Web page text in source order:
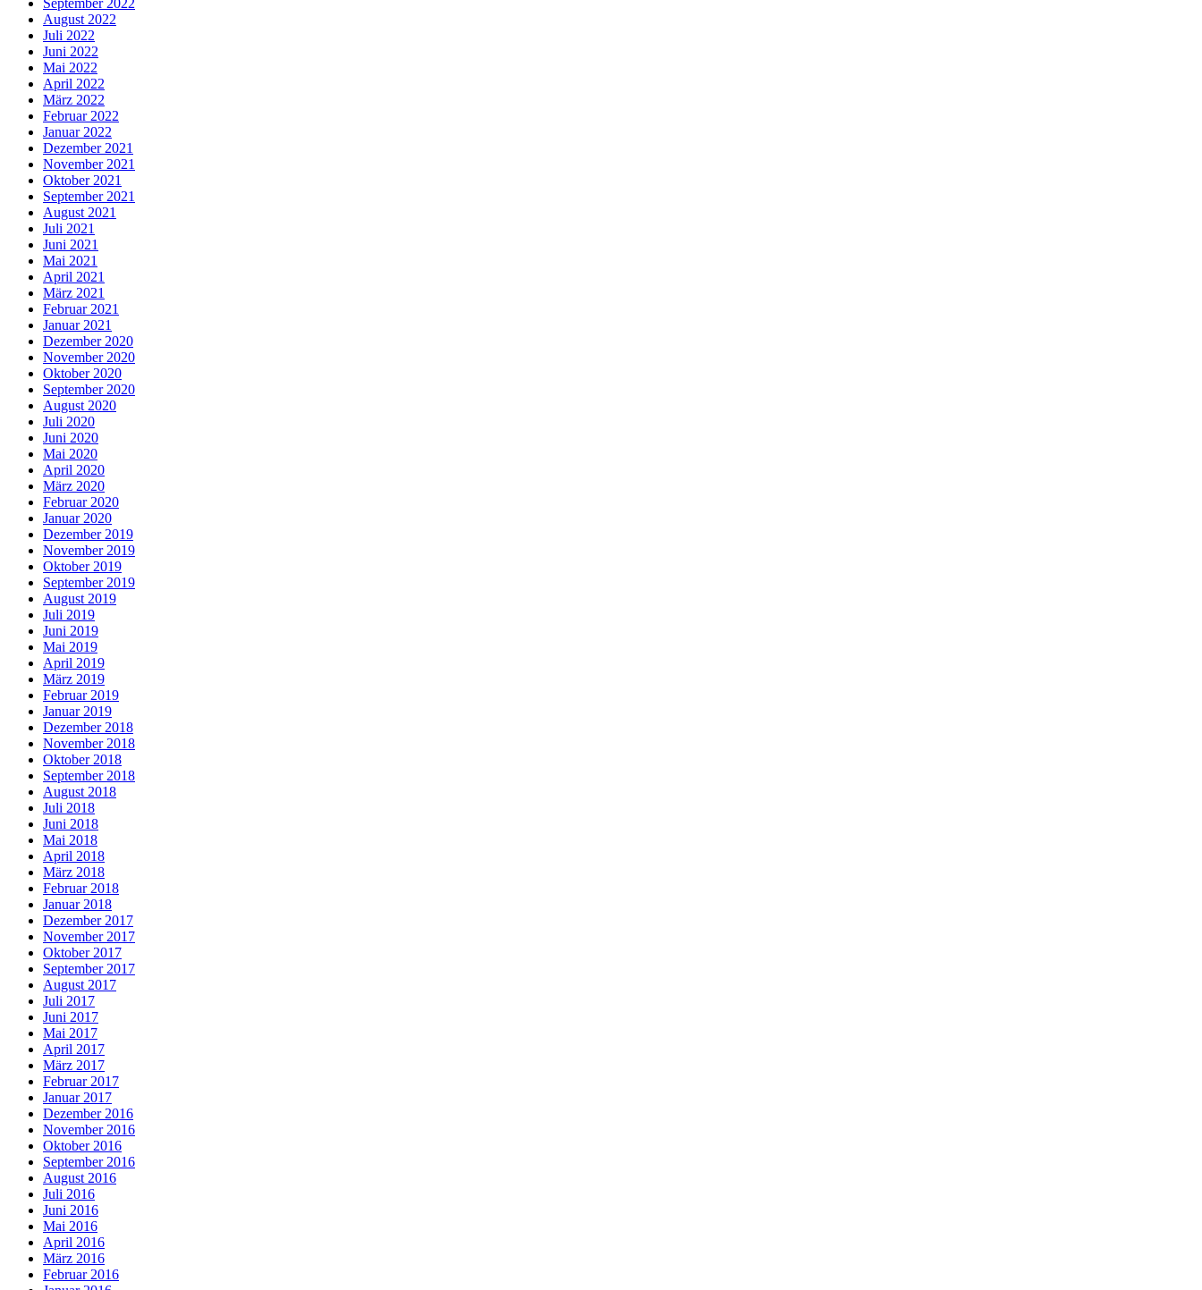
September 2022
August 2022
Juli 2022
Juni 2022
Mai 2022
April 2022
März 2022
Februar 2022
Januar 2022
Dezember 2021
November 2021
Oktober 2021
September 2021
August 2021
Juli 2021
Juni 2021
Mai 2021
April 2021
März 2021
Februar 2021
Januar 2021
Dezember 2020
November 2020
Oktober 2020
September 2020
August 2020
Juli 2020
Juni 2020
Mai 2020
April 2020
März 2020
Februar 2020
Januar 2020
Dezember 2019
November 2019
Oktober 2019
September 2019
August 2019
Juli 2019
Juni 2019
Mai 2019
April 2019
März 2019
Februar 2019
Januar 2019
Dezember 2018
November 2018
Oktober 2018
September 2018
August 2018
Juli 2018
Juni 2018
Mai 2018
April 2018
März 2018
Februar 2018
Januar 2018
Dezember 2017
November 2017
Oktober 2017
September 2017
August 2017
Juli 2017
Juni 2017
Mai 2017
April 2017
März 2017
Februar 2017
Januar 2017
Dezember 2016
November 2016
Oktober 2016
September 2016
August 2016
Juli 2016
Juni 2016
Mai 2016
April 2016
März 2016
Februar 2016